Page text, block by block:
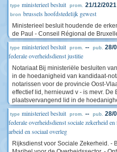
type ministerieel besluit prom. 21/12/2021
bron brussels hoofdstedelijk gewest
Ministerieel besluit houdende de
de Paul - Conseil Régional de
type ministerieel besluit prom. -- pub. 28/
federale overheidsdienst justitie
Notariaat Bij ministeriële besluiten
in de hoedanigheid van kandidaat-
notarissen voor de provincie Oost-
effectief lid, hernieuwd v - is mevr. De
plaatsvervangend lid in de
type ministerieel besluit prom. -- pub. 28/
federale overheidsdienst sociale zekerheid
arbeid en sociaal overleg
Rijksdienst voor Sociale Zekerheid. -